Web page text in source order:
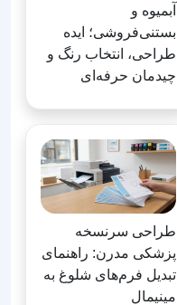
آبمیوه و
بستنی‌فروشی؛ ایده
طراحی، انتخاب رنگ و
چیدمان حرفه‌ای
طراحی سرنسخه
پزشکی مدرن: راهنمای
تبدیل فرم‌های شلوغ به
مینیمال